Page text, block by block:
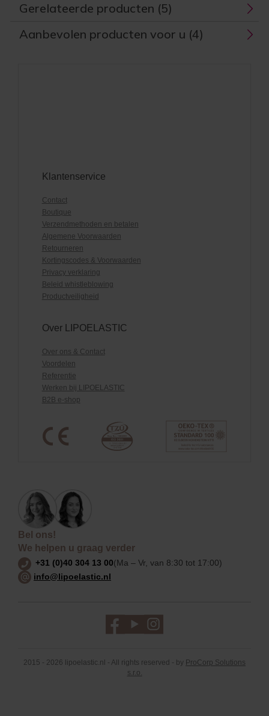
Gerelateerde producten (5)
Aanbevolen producten voor u (4)
Klantenservice
Contact
Boutique
Verzendmethoden en betalen
Algemene Voorwaarden
Retourneren
Kortingscodes & Voorwaarden
Privacy verklaring
Beleid whistleblowing
Productveiligheid
Over LIPOELASTIC
Over ons & Contact
Voordelen
Referentie
Werken bij LIPOELASTIC
B2B e-shop
Bel ons!
We helpen u graag verder
+31 (0)40 304 13 00(Ma – Vr, van 8:30 tot 17:00)
info@lipoelastic.nl
2015 - 2026 lipoelastic.nl - All rights reserved - by ProCorp Solutions
s.r.o.